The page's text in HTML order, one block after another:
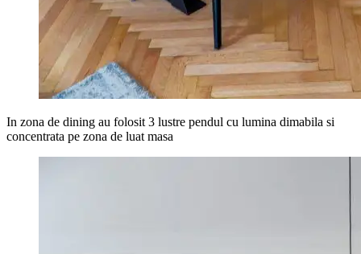
In zona de dining au folosit 3 lustre pendul cu lumina dimabila si
concentrata pe zona de luat masa